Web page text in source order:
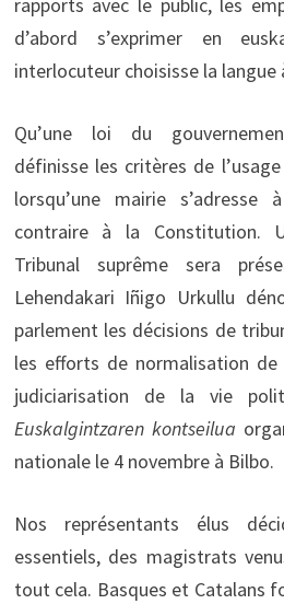
rapports avec le public, les
d’abord s’exprimer en
interlocuteur choisisse la langue
Qu’une loi du
définisse les critères de
lorsqu’une mairie
contraire à la Constitution.
Tribunal suprême sera
Lehendakari Iñigo Urkullu
parlement les décisions de
les efforts de normalisation
judiciarisation de la vie
Euskalgintzaren kontseilua
nationale le 4 novembre à Bilbo.
Nos représentants élus
essentiels, des magistrats
tout cela. Basques et Catalans